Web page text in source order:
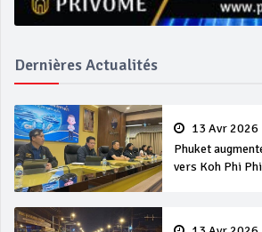
Dernières Actualités
13 Avr 2026
Phuket
vers Koh Phi